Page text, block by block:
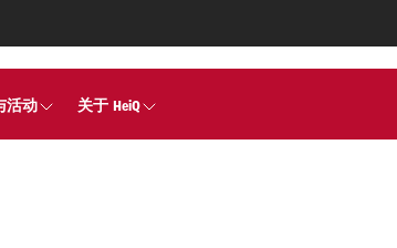
活动 关于 HeiQ